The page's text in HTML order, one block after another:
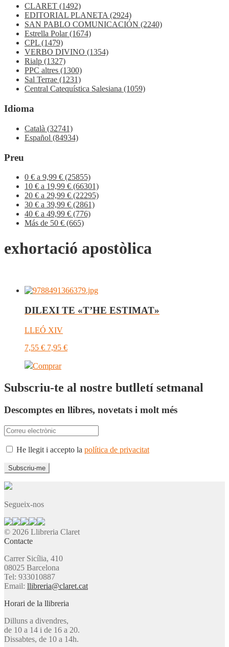
CLARET (1492)
EDITORIAL PLANETA(2924)
SAN PABLO COMUNICACIÓN (2240)
Estrella Polar(1674)
CPL (1479)
VERBO DIVINO (1354)
Rialp (1327)
PPC altres (1300)
Sal Terrae (1231)
Central Catequística Salesiana (1059)
Idioma
Català (32741)
Español (84934)
Preu
0 € a 9,99 € (25855)
10 € a 19,99 € (66301)
20 € a 29,99 € (22295)
30 € a 39,99 € (2861)
40 € a 49,99 € (776)
Más de 50 € (665)
exhortació apostòlica
DILEXI TE «T’HE ESTIMAT»
LLEÓ XIV
7,55 € 7,95 €
Comprar
Subscriu-te al nostre butlletí setmanal
Descomptes en llibres, novetats i molt més
He llegit i accepto la política de privacitat
Segueix-nos
© 2026 Llibreria Claret
Contacte
Carrer Sicília, 410
08025 Barcelona
Tel: 933010887
Email: llibreria@claret.cat
Horari de la llibreria
Dilluns a divendres,
de 10 a 14 i de 16 a 20.
Dissabtes, de 10 a 14h.